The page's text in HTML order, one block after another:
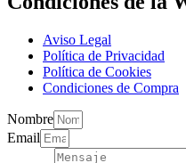
Aviso Legal
Política de Privacidad
Política de Cookies
Condiciones de Compra
Nombre
Email